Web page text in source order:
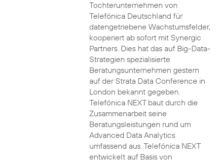
Tochterunternehmen von
Telefónica Deutschland für
datengetriebene Wachstumsfelder,
kooperiert ab sofort mit Synergic
Partners. Dies hat das auf Big-Data-
Strategien spezialisierte
Beratungsunternehmen gestern
auf der Strata Data Conference in
London bekannt gegeben.
Telefónica NEXT baut durch die
Zusammenarbeit seine
Beratungsleistungen rund um
Advanced Data Analytics
umfassend aus. Telefónica NEXT
entwickelt auf Basis von